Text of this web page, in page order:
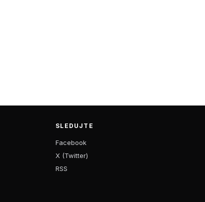
SLEDUJTE
Facebook
X (Twitter)
RSS